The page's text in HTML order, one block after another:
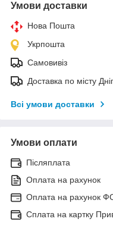
Умови доставки
Нова Пошта
Укрпошта
Самовивіз
Доставка по місту
Всі умови доставки
Умови оплати
Післяплата
Оплата на рахунок
Оплата на рахунок
Сплата на картку